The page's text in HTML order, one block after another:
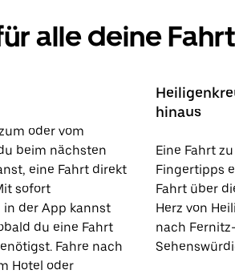
alle deine
oder vom
beim nächsten
eine Fahrt direkt
sofort
der App kannst
du eine Fahrt
Fahre nach
Hotel oder
hinaus
Eine Fahrt
Fingertipps
Fahrt über
Herz von
nach